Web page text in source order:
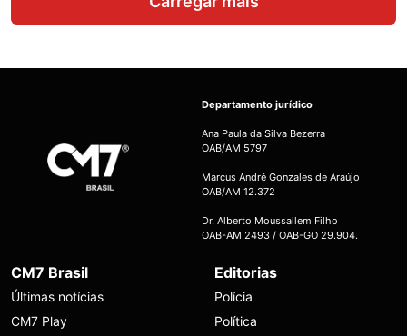
Departamento jurídico
Ana Paula da Silva Bezerra
OAB/AM 5797
Marcus André Gonzales de Araújo
OAB/AM 12.372
Dr. Alberto Moussallem Filho
OAB-AM 2493 / OAB-GO 29.904.
CM7 Brasil
Últimas notícias
CM7 Play
Editorias
Polícia
Política